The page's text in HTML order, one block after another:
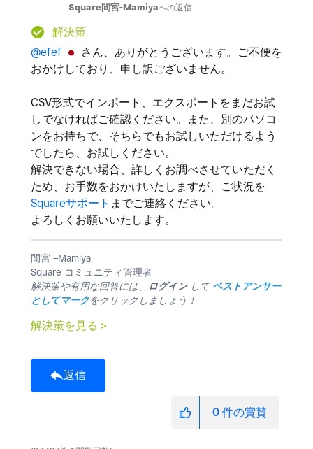
Square間宮-Mamiyaへの返信
解決策
@efef
さん、ありがとうございます。ご不便を
おかけしており、申し訳ございません。
CSV形式でインポート、エクスポートをまだお試
しでなければご確認ください。また、別のパソコ
ンをお持ちで、そちらでもお試しいただけるよう
でしたら、お試しください。
解決できない場合、詳しくお調べさせていただく
ため、お手数をおかけいたしますが、ご状況を
Squareサポート までご連絡ください。
よろしくお願いいたします。
間宮 −Mamiya
Square コミュニティ管理者
解決策や有用な回答には、
ログインして ベストアンサー
としてマークをクリックしましょう！
解決策を見る >
返信
0件の賞賛